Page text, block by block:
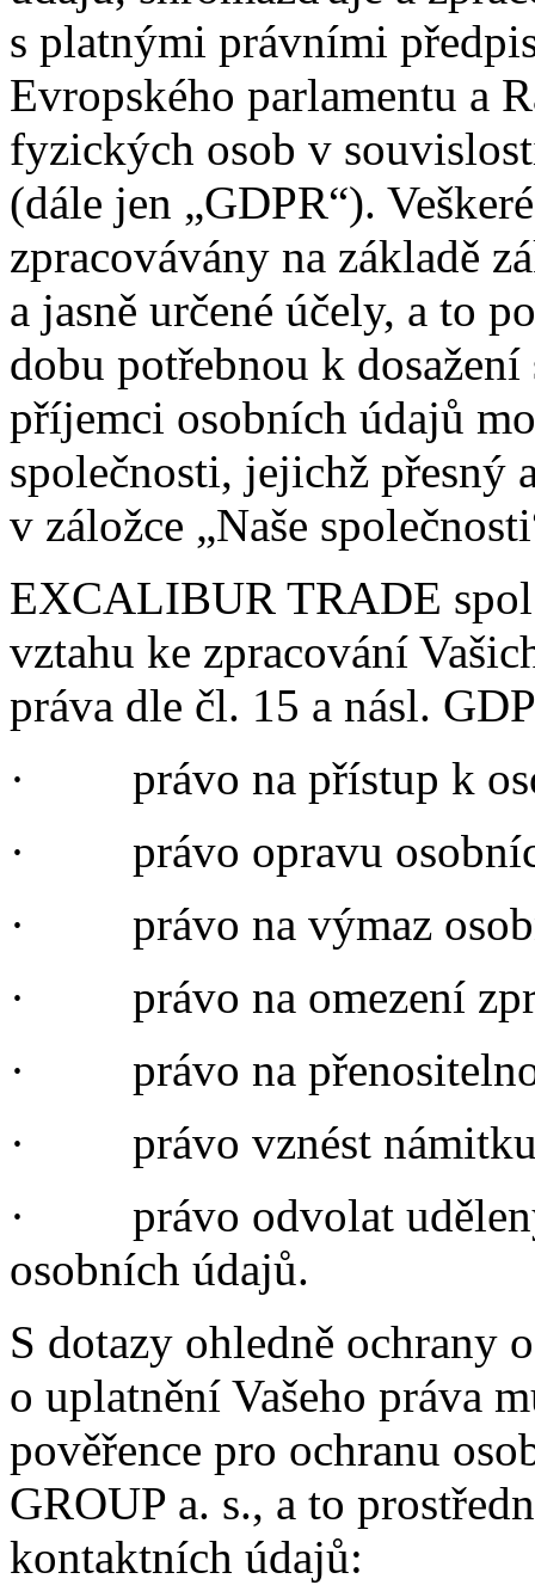
s platnými právními
Evropského parlamentu a
fyzických osob v
(dále jen „GDPR“).
zpracovávány na základě
a jasně určené účely, a to
dobu potřebnou k
příjemci osobních údajů
společnosti, jejichž přesný
v záložce „Naše
EXCALIBUR TRADE
vztahu ke zpracování
práva dle čl. 15 a násl.
·
právo na přístup k
·
právo opravu
·
právo na výmaz
·
právo na omezení
·
právo na
·
právo vznést
·
právo odvolat
osobních údajů.
S dotazy ohledně ochrany
o uplatnění Vašeho práva
pověřence pro ochranu
GROUP a. s., a to
kontaktních údajů: